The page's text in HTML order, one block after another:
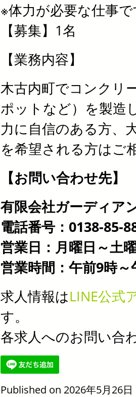
※体力が必要な仕事
【募集】1名
【業務内容】
木古内町でコンクリ
ポットなど）を製造
力に自信のある方、
を希望される方はご
【お問い合わせ先】
有限会社ガーディア
電話番号：0138-85-
営業日：月曜日～土
営業時間：午前9時～
求人情報はLINE公式
す。
各求人へのお問い合
Published on 2026年5月26日